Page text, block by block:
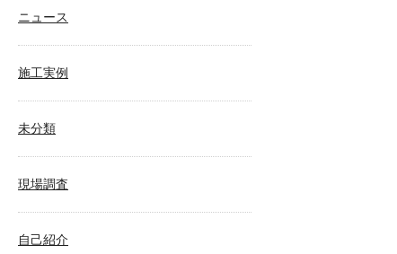
ニュース
施工実例
未分類
現場調査
自己紹介